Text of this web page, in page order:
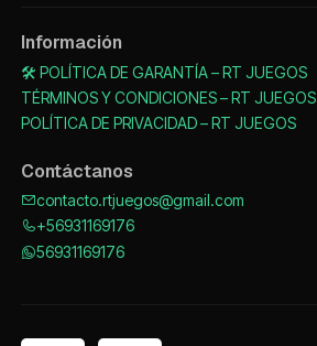
Información
🛠️ POLÍTICA DE GARANTÍA – RT JUEGOS
TÉRMINOS Y CONDICIONES – RT JUEGOS
POLÍTICA DE PRIVACIDAD – RT JUEGOS
Contáctanos
contacto.rtjuegos@gmail.com
+56931169176
56931169176